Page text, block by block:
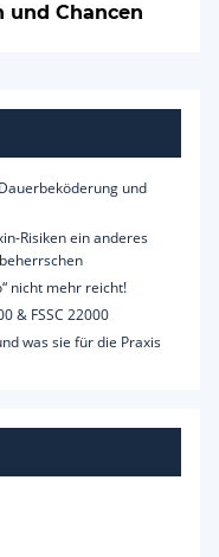
und Chancen
und
Risiken ein anderes
nicht mehr reicht!
& FSSC 22000
was sie für die Praxis